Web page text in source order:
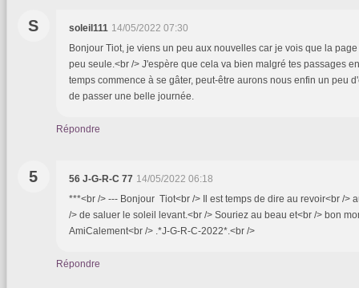
S soleil111 14/05/2022 07:30
Bonjour Tiot, je viens un peu aux nouvelles car je vois que la
peu seule.<br /> J'espère que cela va bien malgré tes passages
temps commence à se gâter, peut-être aurons nous enfin un peu
de passer une belle journée.
Répondre
5 56 J-G-R-C 77 14/05/2022 06:18
***<br /> --- Bonjour Tiot<br /> Il est temps de dire au revoir<br />
/> de saluer le soleil levant.<br /> Souriez au beau et<br /> bon
AmiCalement<br /> .*J-G-R-C-2022*.<br />
Répondre